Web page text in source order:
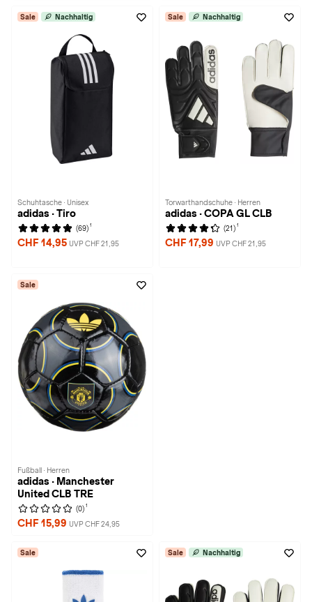
Sale Nachhaltig
Schuhtasche · Unisex
adidas · Tiro
(69) 1
CHF 14,95 UVP CHF 21,95
Sale Nachhaltig
Torwarthandschuhe · Herren
adidas · COPA GL CLB
(21) 1
CHF 17,99 UVP CHF 21,95
Sale
Fußball · Herren
adidas · Manchester
United CLB TRE
(0) 1
CHF 15,99 UVP CHF 24,95
Sale Sale Nachhaltig